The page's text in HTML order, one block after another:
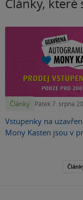
Články,
Články Pátek 7. srpna
Vstupenky na
Mony Kasten jsou v